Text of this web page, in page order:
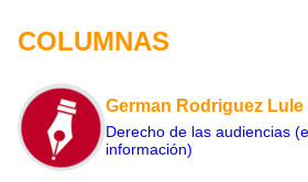
COLUMNAS
German Rodriguez Lule
Derecho de las audiencias
información)